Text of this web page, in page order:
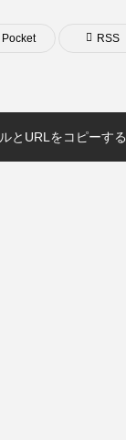
Pocket RSS
とURLをコピーする